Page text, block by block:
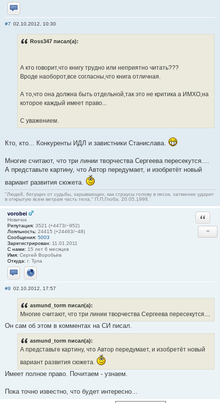
Отправить личное сообщение
#7 02.10.2012, 10:30
Ross347 писал(а):
А кто говорит,что книгу трудно или неприятно читать???
Вроде наоборот,все согласны,что книга отличная.
А то,что она должна быть отдельной,так это не критика а ИМХО,на
которое каждый имеет право...
С уважением.
Кто, кто... Конкуренты ИДЛ и завистники Станислава.
Многие считают, что три линии творчества Сергеева пересекутся....
А представьте картину, что Автор передумает, и изобретёт новый
вариант развития сюжета.
"Людей, бегущих от судьбы, зарывающих, как страусы голову в песок, затмение ударит
в открытую всем ветрам часть тела." П.П.Глоба. 20.05.1998.
vorobei
Новичок
Репутация: 3521 (+4473/−952)
Лояльность: 24415 (+24463/−48)
Сообщения: 5003
Зарегистрирован: 11.01.2011
С нами: 15 лет 6 месяцев
Имя: Сергей Воробьёв
Откуда: г. Тула
Отправить личное сообщение
Сайт
−
#8 02.10.2012, 17:57
asmund_torm писал(а):
Многие считают, что три линии творчества Сергеева пересекутся....
Он сам об этом в комментах на СИ писал.
asmund_torm писал(а):
А представьте картину, что Автор передумает, и изобретёт новый
вариант развития сюжета.
Имеет полное право. Почитаем - узнаем.
Пока точно известно, что будет интересно...